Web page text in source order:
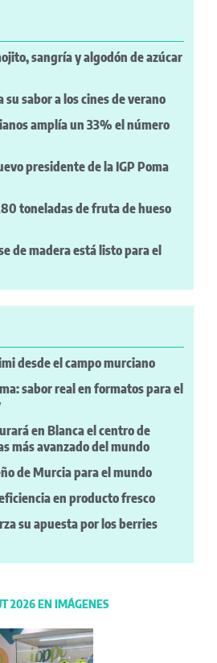
sangría y algodón de azúcar
su sabor a los cines de verano
amplía un 33% el número
presidente de la IGP Poma
toneladas de fruta de hueso
de madera está listo para el
desde el campo murciano
sabor real en formatos para el
en Blanca el centro de
más avanzado del mundo
de Murcia para el mundo
en producto fresco
su apuesta por los berries
2026 EN IMÁGENES